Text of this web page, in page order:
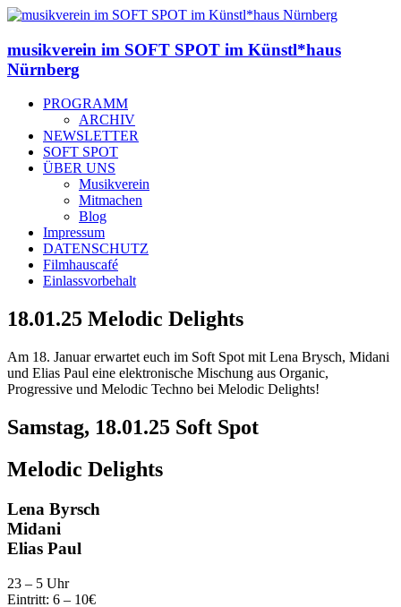
musikverein im SOFT SPOT im Künstl*haus
Nürnberg
PROGRAMM
ARCHIV
NEWSLETTER
SOFT SPOT
ÜBER UNS
Musikverein
Mitmachen
Blog
Impressum
DATENSCHUTZ
Filmhauscafé
Einlassvorbehalt
18.01.25 Melodic Delights
Am 18. Januar erwartet euch im Soft Spot mit Lena Brysch, Midani
und Elias Paul eine elektronische Mischung aus Organic,
Progressive und Melodic Techno bei Melodic Delights!
Samstag, 18.01.25 Soft Spot
Melodic Delights
Lena Byrsch
Midani
Elias Paul
23 – 5 Uhr
Eintritt: 6 – 10€